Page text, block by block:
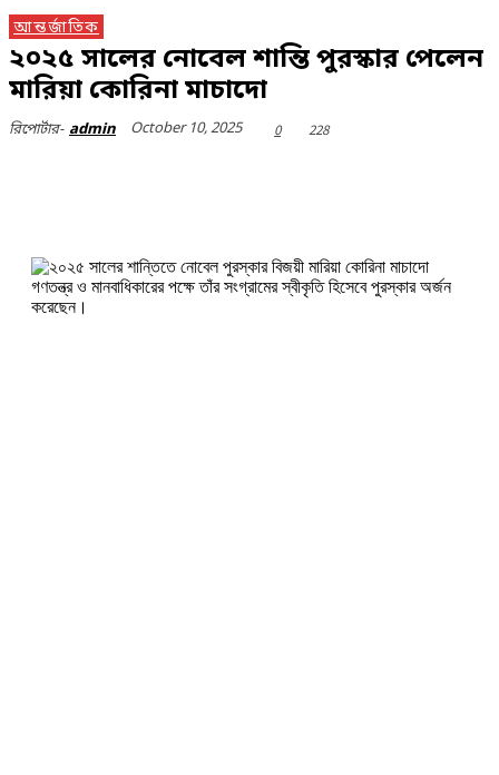
আন্তর্জাতিক
২০২৫ সালের নোবেল শান্তি পুরস্কার পেলেন
মারিয়া কোরিনা মাচাদো
রিপোর্টার- admin October 10, 2025 0 228